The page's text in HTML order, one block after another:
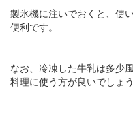
製氷機に注いでおくと、使
便利です。
なお、冷凍した牛乳は多少
料理に使う方が良いでしょう